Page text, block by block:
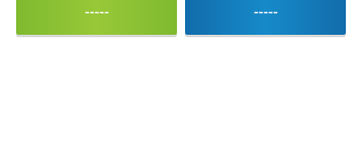
----- -----